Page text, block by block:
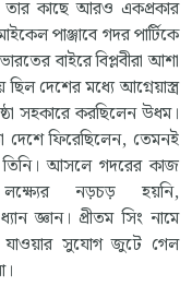
তার কাছে আরও একপ্রকার
পাঞ্জাবে গদর পার্টিকে
বাইরে বিপ্লবীরা আশা
দেশের মধ্যে আগ্নেয়াস্ত্র
সহকারে করছিলেন উধম।
ফিরেছিলেন, তেমনই
আসলে গদরের কাজ
নড়চড় হয়নি,
জ্ঞান। প্রীতম সিং নামে
যাওয়ার সুযোগ জুটে গেল